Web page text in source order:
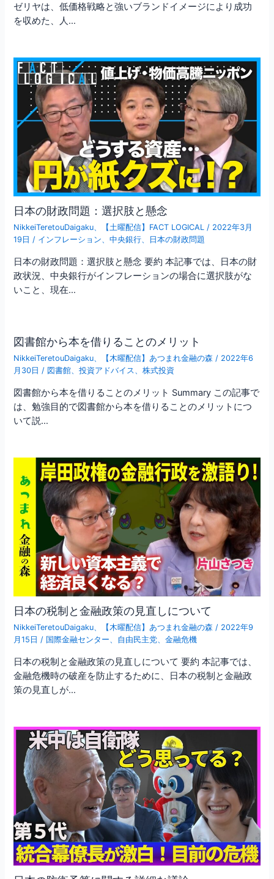
ゼリヤは、低価格戦略と強いブランドイメージにより成功
を収めた、人…
日本の財政問題：選択肢と懸念
NikkeiTeretouDaigaku、 【土曜配信】FACT LOGICAL / 2022年3月
19日 / インフレーション、中央銀行、 日本の財政問題
日本の財政問題：選択肢と懸念 要約 本記事では、日本の財
政状況、中央銀行がインフレーションの場合に選択肢がな
いこと、現在…
図書館から本を借りることのメリット
NikkeiTeretouDaigaku、 【木曜配信】あつまれ金融の森 / 2022年6
月30日 / 図書館、投資アドバイス、株式投資
図書館から本を借りることのメリット Summary この記事で
は、勉強目的で図書館から本を借りることのメリットにつ
いて説…
日本の税制と金融政策の見直しについて
NikkeiTeretouDaigaku、 【木曜配信】あつまれ金融の森 / 2022年9
月15日 / 国際金融センター、 自由民主党、金融危機
日本の税制と金融政策の見直しについて 要約 本記事では、
金融危機時の破産を防止するために、日本の税制と金融政
策の見直しが…